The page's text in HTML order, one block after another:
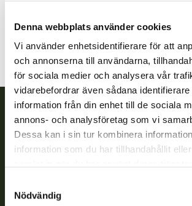
Denna webbplats använder cookies
Vi använder enhetsidentifierare för att
och annonserna till användarna,
för sociala medier och analysera vår
vidarebefordrar även sådana
information från din enhet till de sociala
annons- och analysföretag som vi
Dessa kan i sin tur kombinera
information som du har tillhandahållit
Nödvändig
Finlands viltcentral
verkställs och svarar för de offentliga
som föreskrivs.